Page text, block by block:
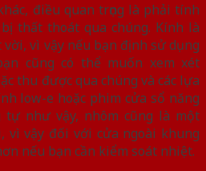
điều quan trọng là phải tính
thất thoát qua chúng. Kính là
vì vậy nếu bạn định sử dụng
cũng có thể muốn xem xét
thu được qua chúng và các lựa
low-e hoặc phim cửa sổ năng
như vậy, nhôm cũng là một
vì vậy đối với cửa ngoài khung
nếu bạn cần kiểm soát nhiệt.